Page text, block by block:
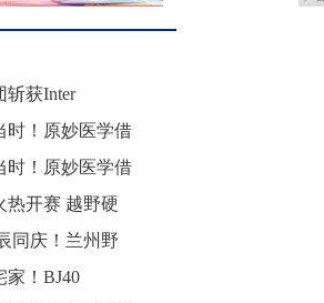
斩获Inter
时！原妙医学借
时！原妙医学借
热开赛 越野硬
同庆！兰州野
家！BJ40